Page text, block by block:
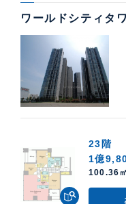
ワールドシティタ
23階
1億
100.36